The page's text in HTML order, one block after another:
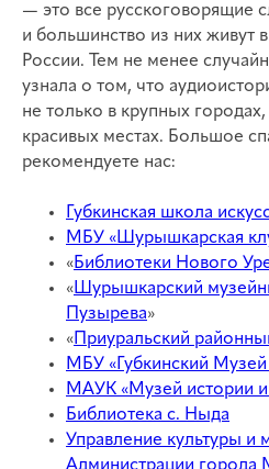
— это все русскоговорящие
и большинство из них живут
России. Тем не менее
узнала о том, что
не только в крупных
красивых местах. Большое
рекомендуете нас:
Губкинская школа
МБУ «Шурышкарская
«Библиотеки Нового
«Шурышкарский
Пузырева»
« Приуральский
МБУ «Губкинский
МАУК «Музей истории
Библиотека с. Ныда
Управление культуры